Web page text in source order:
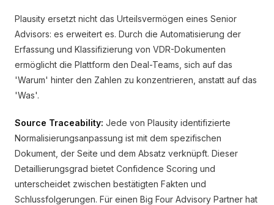
Plausity ersetzt nicht das Urteilsvermögen eines Senior
Advisors: es erweitert es. Durch die Automatisierung der
Erfassung und Klassifizierung von VDR-Dokumenten
ermöglicht die Plattform den Deal-Teams, sich auf das
'Warum' hinter den Zahlen zu konzentrieren, anstatt auf das
'Was'.
Source Traceability: Jede von Plausity identifizierte
Normalisierungsanpassung ist mit dem spezifischen
Dokument, der Seite und dem Absatz verknüpft. Dieser
Detaillierungsgrad bietet Confidence Scoring und
unterscheidet zwischen bestätigten Fakten und
Schlussfolgerungen. Für einen Big Four Advisory Partner hat